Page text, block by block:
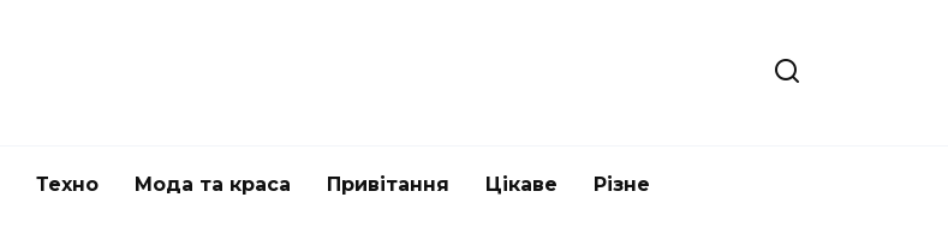
Техно Мода та краса Привітання Цікаве Різне